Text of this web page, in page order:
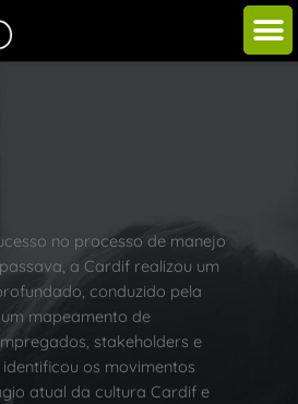
no processo de manejo
a Cardif realizou um
conduzido pela
mapeamento de
stakeholders e
os movimentos
atual da cultura Cardif e